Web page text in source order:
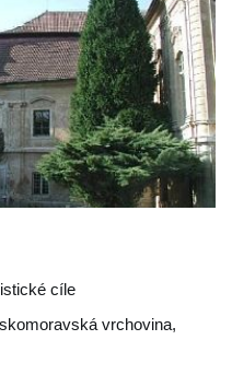
cíle
vrchovina,